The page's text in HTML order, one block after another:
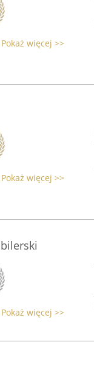
Pokaż więcej >>
Pokaż więcej >>
Pokaż więcej >>